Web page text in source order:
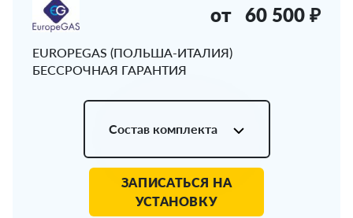
EUROPEGAS (ПОЛЬША-ИТАЛИЯ)
БЕССРОЧНАЯ ГАРАНТИЯ
от 60 500 ₽
Состав комплекта
ЗАПИСАТЬСЯ НА
УСТАНОВКУ